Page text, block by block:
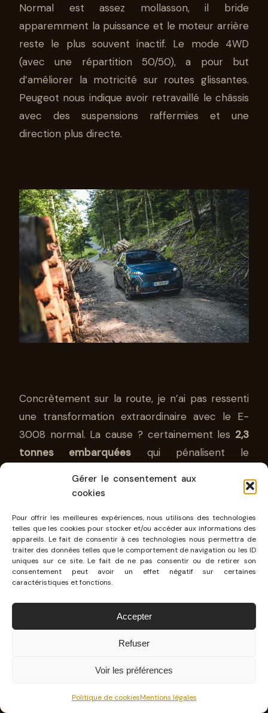
Gérer le consentement aux
cookies
Pour offrir les meilleures expériences, nous utilisons des technologies
telles que les cookies pour stocker et/ou accéder aux informations des
appareils. Le fait de consentir à ces technologies nous permettra de
traiter des données telles que le comportement de navigation ou les ID
uniques sur ce site. Le fait de ne pas consentir ou de retirer son
consentement peut avoir un effet négatif sur certaines
caractéristiques et fonctions.
Accepter
Refuser
Voir les préférences
Politique de cookiesMentions légales
Normal est assez mollasson, il bride
apparemment la puissance et le moteur arrière
reste le plus souvent inactif. Le mode 4WD
(avec une répartition 50/50), a pour but
d’améliorer la motricité sur routes glissantes.
Peugeot nous indique avoir retravaillé le châssis
avec des suspensions raffermies et une
direction plus directe.
Concrètement sur la route, je n’ai pas ressenti
une transformation extraordinaire avec le E-
3008 normal. La cause ? certainement les 2,3
tonnes embarquées qui pénalisent le
la Schwarzwald. D’autant plus que les pneus
que sur la performance, vous ramènent vite à la
raison avec leurs crissements systématiques
dès qu’on prend un virage de façon (un peu)
sportive. La gestion de la régénération avec les
comprendre par son côté tout ou rien.